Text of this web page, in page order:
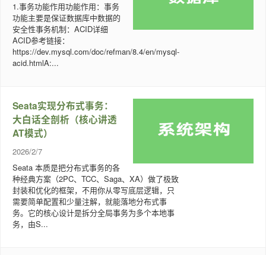
1.事务功能作用功能作用：事务
功能主要是保证数据库中数据的
安全性事务机制：ACID详细
ACID参考链接：
https://dev.mysql.com/doc/refman/8.4/en/mysql-
acid.htmlA:...
Seata实现分布式事务：
大白话全剖析（核心讲透
AT模式）
2026/2/7
Seata 本质是把分布式事务的各
种经典方案（2PC、TCC、Saga、XA）做了极致
封装和优化的框架，不用你从零写底层逻辑，只
需要简单配置和少量注解，就能落地分布式事
务。它的核心设计是拆分全局事务为多个本地事
务，由S...